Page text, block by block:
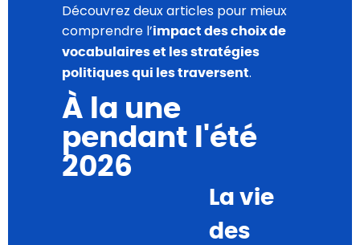
Découvrez deux articles pour mieux
comprendre l’impact des choix de
vocabulaires et les stratégies
politiques qui les traversent.
À la une
pendant l'été
2026
La vie
des